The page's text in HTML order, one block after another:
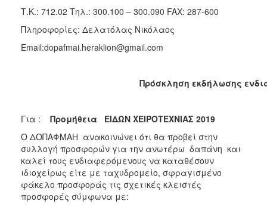
2016
2015
ΔΗΜΟΤΗΣ
ΕΠΙΣΚΕΠΤΗΣ
ΗΡΑΚΛΕΙΟ
Τ.Κ.: 712.02 Τηλ.: 300.100 – 300.090 FAX: 287-600
Πληροφορίες: Δελατόλας Νικόλαος
Email:dopafmai.heraklion@gmail.com
Πρόσκληση εκδήλωσης
Για :
Προμήθεια ΕΙΔΩΝ ΧΕΙΡΟΤΕΧΝΙΑΣ 2019
Ο ΔΟΠΑΦΜΑΗ ανακοινώνει ότι θα προβεί στην
συλλογή προσφορών για την ανωτέρω δαπάνη και
καλεί τους ενδιαφερόμενους να καταθέσουν
ιδιοχείρως είτε με ταχυδρομείο, σφραγισμένο
φάκελο προσφοράς τις σχετικές κλειστές
προσφορές σύμφωνα με: